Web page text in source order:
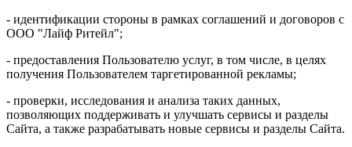
- идентификации стороны в рамках соглашений и договоров с
ООО "Лайф Ритейл";
- предоставления Пользователю услуг, в том числе, в целях
получения Пользователем таргетированной рекламы;
- проверки, исследования и анализа таких данных,
позволяющих поддерживать и улучшать сервисы и разделы
Сайта, а также разрабатывать новые сервисы и разделы Сайта.